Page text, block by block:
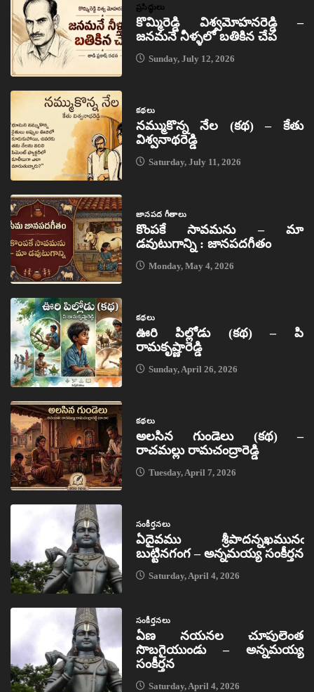
ప్రసిద్ధులు
కొమ్మిరెడ్డి విశ్వమోహనరెడ్డి –
జనమనే నీళ్ళలో బతికిన చేప
Sunday, July 12, 2026
కథలు
నమ్ముకొన్న నేల (కథ) – కేతు
విశ్వనాథరెడ్డి
Saturday, July 11, 2026
జానపద గీతాలు
కొంపకే సావమను – మా
డవుటుగాన్ని : జానపదగీతం
Monday, May 4, 2026
కథలు
ఊరి పిల్లోడు (కథ) – పి
రామకృష్ణారెడ్డి
Sunday, April 26, 2026
కథలు
అలసిన గుండెలు (కథ) –
రాచమల్లు రామచంద్రారెడ్డి
Tuesday, April 7, 2026
సంకీర్తనలు
ఏదైవము శ్రీపాదన్నఖమునఁ
బుట్టినగంగ – అన్నమయ్య సంకీర్తన
Saturday, April 4, 2026
సంకీర్తనలు
ఏణ నయనల చూపులెంత
సొబగైయుండు – అన్నమయ్య
సంకీర్తన
Saturday, April 4, 2026